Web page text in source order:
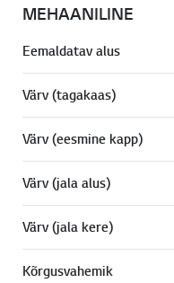
MEHAANILINE
Eemaldatav alus
Värv (tagakaas)
Värv (eesmine kapp)
Värv (jala alus)
Värv (jala kere)
Kõrgusvahemik